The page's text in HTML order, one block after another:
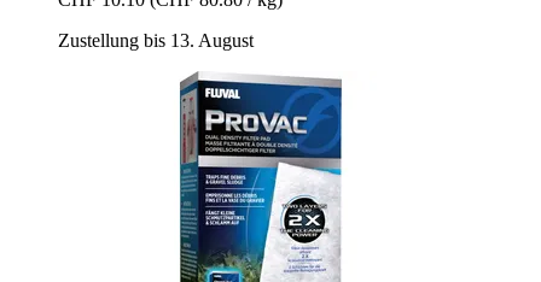
Zustellung bis 13. August